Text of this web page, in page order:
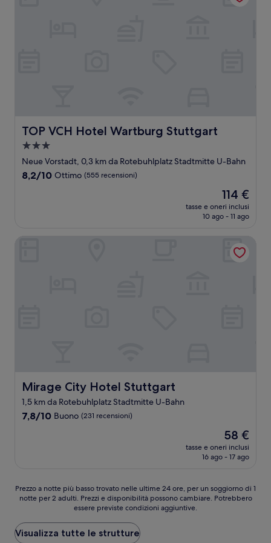
TOP VCH Hotel Wartburg Stuttgart
TOP VCH Hotel Wartburg Stuttgart
Struttura
a
3.0
Neue Vorstadt, 0,3 km da Rotebuhlplatz Stadtmitte U-Bahn
8.2
8,2/10 Ottimo (555 recensioni)
Il
prezzo
attuale
114 €
114 €
tasse e oneri inclusi
10 ago - 11 ago
Mirage City Hotel Stuttgart
Mirage City Hotel Stuttgart
1,5 km da Rotebuhlplatz Stadtmitte U-Bahn
7.8
7,8/10 Buono (231 recensioni)
Il
prezzo
attuale
58 €
tasse e oneri inclusi
16 ago - 17 ago
Prezzo
più
basso
Prezzo a notte più basso trovato nelle ultime 24 ore, per un soggiorno di 1
notte per 2 adulti. Prezzi e disponibilità possono cambiare. Potrebbero
essere previste condizioni aggiuntive.
Visualizza tutte le strutture